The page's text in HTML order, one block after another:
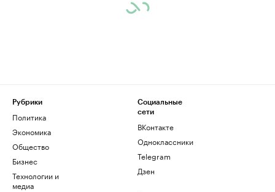
Рубрики
Политика
Экономика
Общество
Бизнес
Технологии и
медиа
Социальные
сети
ВКонтакте
Одноклассники
Telegram
Дзен